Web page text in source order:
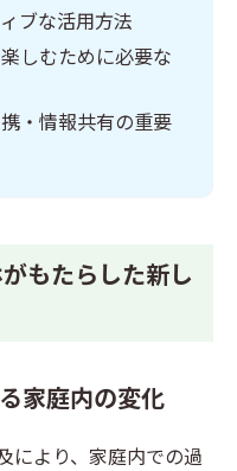
ブな活用方法
しむために必要な
・情報共有の重要
もたらした新し
家庭内の変化
により、家庭内での過